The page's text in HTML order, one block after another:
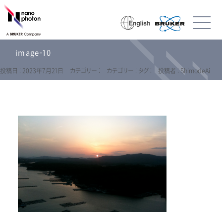
image-10
投稿日 : 2023年7月21日 カテゴリー : カテゴリー : タグ : 投稿者 : ShimodeAi